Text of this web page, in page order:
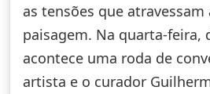
as tensões que
paisagem. Na quarta-feira,
acontece uma roda de
artista e o curador